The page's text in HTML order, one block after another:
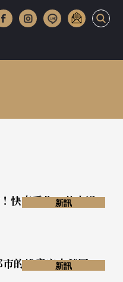
快來看你一共去過
新訊
的綠意空中花園
新訊